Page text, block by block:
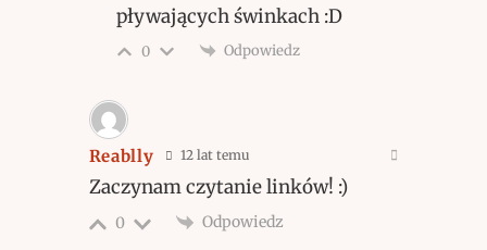
pływających świnkach :D
0 Odpowiedz
Reablly 12 lat temu
Zaczynam czytanie linków! :)
0 Odpowiedz